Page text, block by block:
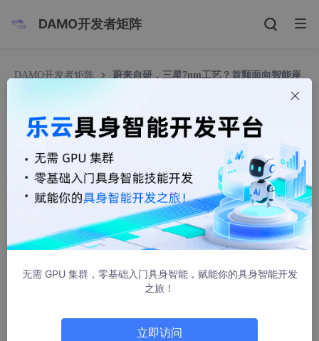
DAMO开发者矩阵
DAMO开发者矩阵
蔚来自研，三星7nm工艺？首颗面向智能座
蔚来自研，三星7nm工艺？首颗面向智能座舱芯
片，海思老将负责
博学的轮船Y
中国著名电动汽车制造商蔚来汽车近日宣布，该公司正在进一步布
局自研芯片，目前正在开发面向智能座舱的首个自研芯片。据悉，
这个芯片拥有7nm制程工艺，并由三星代工。蔚来的芯片团队也拥
无需 GPU 集群，零基础入门具身智能，赋能你的具身智能开发
之旅！
立即访问